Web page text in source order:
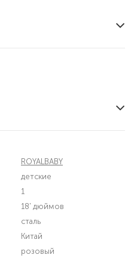
ROYALBABY
детские
1
18' дюймов
сталь
Китай
розовый